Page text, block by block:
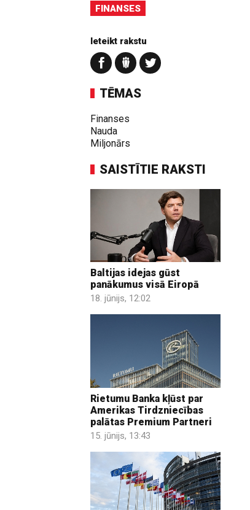
FINANSES
Ieteikt rakstu
TĒMAS
Finanses
Nauda
Miljonārs
SAISTĪTIE RAKSTI
Baltijas idejas gūst
panākumus visā Eiropā
18. jūnijs, 12:02
Rietumu Banka kļūst par
Amerikas Tirdzniecības
palātas Premium Partneri
15. jūnijs, 13:43